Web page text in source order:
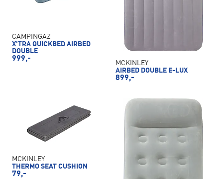
CAMPINGAZ
X'TRA QUICKBED AIRBED
DOUBLE
999,-
MCKINLEY
AIRBED DOUBLE E-LUX
899,-
MCKINLEY
THERMO SEAT CUSHION
79,-